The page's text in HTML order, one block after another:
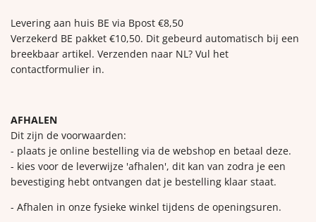
Levering aan huis BE via Bpost €8,50
Verzekerd BE pakket €10,50. Dit gebeurd automatisch bij een
breekbaar artikel. Verzenden naar NL? Vul het
contactformulier in.
AFHALEN
Dit zijn de voorwaarden:
- plaats je online bestelling via de webshop en betaal deze.
- kies voor de leverwijze 'afhalen', dit kan van zodra je een
bevestiging hebt ontvangen dat je bestelling klaar staat.
- Afhalen in onze fysieke winkel tijdens de openingsuren.